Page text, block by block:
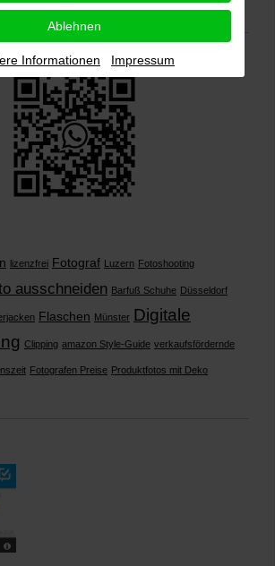
lizenzfrei Fotograf Luzern Fotoshooting
ausschneiden Barfuß Schuhe Düsseldorf
Flaschen Münster Digitale
Clipping amazon Style-Guide verkaufsfördernde
Fotografen Preise Produktfotos mit Deko
Ablehnen
Informationen Impressum